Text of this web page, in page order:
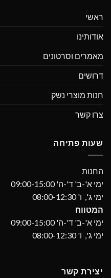
ראשי
אודותינו
מאמרים וסרטונים
דרושים
חנות מוצרי נשק
צרו קשר
שעות פתיחה
החנות
ימי א'-ב' ד'-ה' 09:00-15:00
ימי ג', ו' 08:00-12:30
המטווח
ימי א'-ב' ד'-ה' 09:00-15:00
ימי ג', ו' 08:00-12:30
יצירת קשר